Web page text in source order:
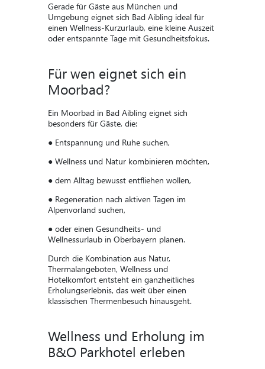
Gerade für Gäste aus München und
Umgebung eignet sich Bad Aibling ideal für
einen Wellness-Kurzurlaub, eine kleine Auszeit
oder entspannte Tage mit Gesundheitsfokus.
Für wen eignet sich ein
Moorbad?
Ein Moorbad in Bad Aibling eignet sich
besonders für Gäste, die:
● Entspannung und Ruhe suchen,
● Wellness und Natur kombinieren möchten,
● dem Alltag bewusst entfliehen wollen,
● Regeneration nach aktiven Tagen im
Alpenvorland suchen,
● oder einen Gesundheits- und
Wellnessurlaub in Oberbayern planen.
Durch die Kombination aus Natur,
Thermalangeboten, Wellness und
Hotelkomfort entsteht ein ganzheitliches
Erholungserlebnis, das weit über einen
klassischen Thermenbesuch hinausgeht.
Wellness und Erholung im
B&O Parkhotel erleben